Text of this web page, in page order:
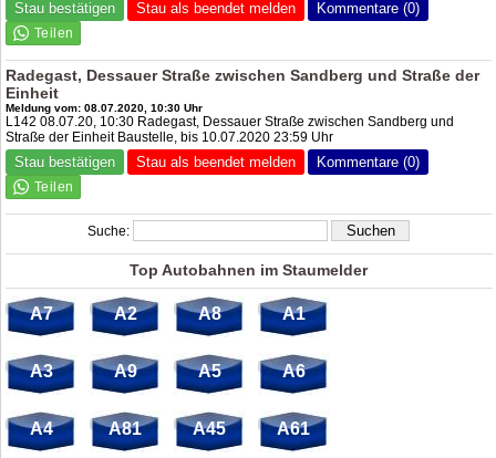
Stau bestätigen Stau als beendet melden Kommentare (0)
Radegast, Dessauer Straße zwischen Sandberg und Straße der
Einheit
Meldung vom: 08.07.2020, 10:30 Uhr
L142 08.07.20, 10:30 Radegast, Dessauer Straße zwischen Sandberg und
Straße der Einheit Baustelle, bis 10.07.2020 23:59 Uhr
Stau bestätigen Stau als beendet melden Kommentare (0)
Suche:
Top Autobahnen im Staumelder
A7 A2 A8 A1
A3 A9 A5 A6
A4 A81 A45 A61